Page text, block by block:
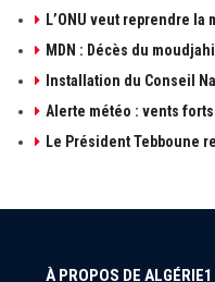
L’ONU veut reprendre
MDN : Décès du
Installation du Conseil
Alerte météo : vents
Le Président Tebboune
À PROPOS DE ALGÉRIE1